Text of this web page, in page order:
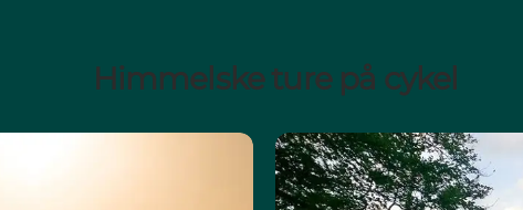
Himmelske ture på cykel
Fra Ry til Himmelbjerget på